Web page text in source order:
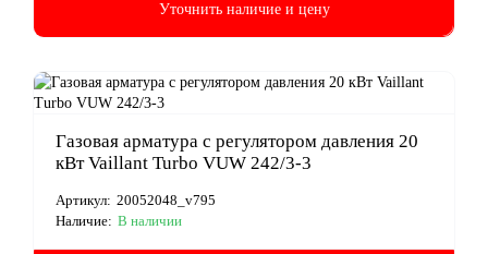
Уточнить наличие и цену
Газовая арматура с регулятором давления 20
кВт Vaillant Turbo VUW 242/3-3
Артикул: 20052048_v795
Наличие: В наличии